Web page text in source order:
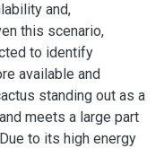
and,
this scenario,
to identify
available and
standing out as a
meets a large part
to its high energy